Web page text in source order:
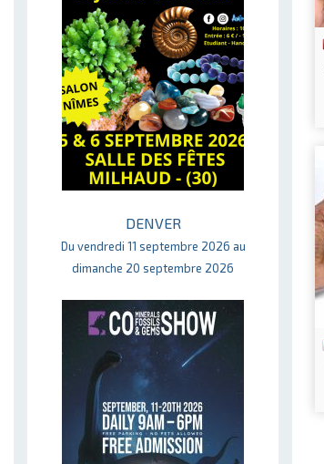
DENVER
Du vendredi 11 septembre 2026 au
dimanche 20 septembre 2026